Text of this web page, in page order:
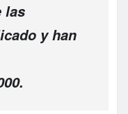
las
y han